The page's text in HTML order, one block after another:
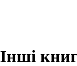
Інші